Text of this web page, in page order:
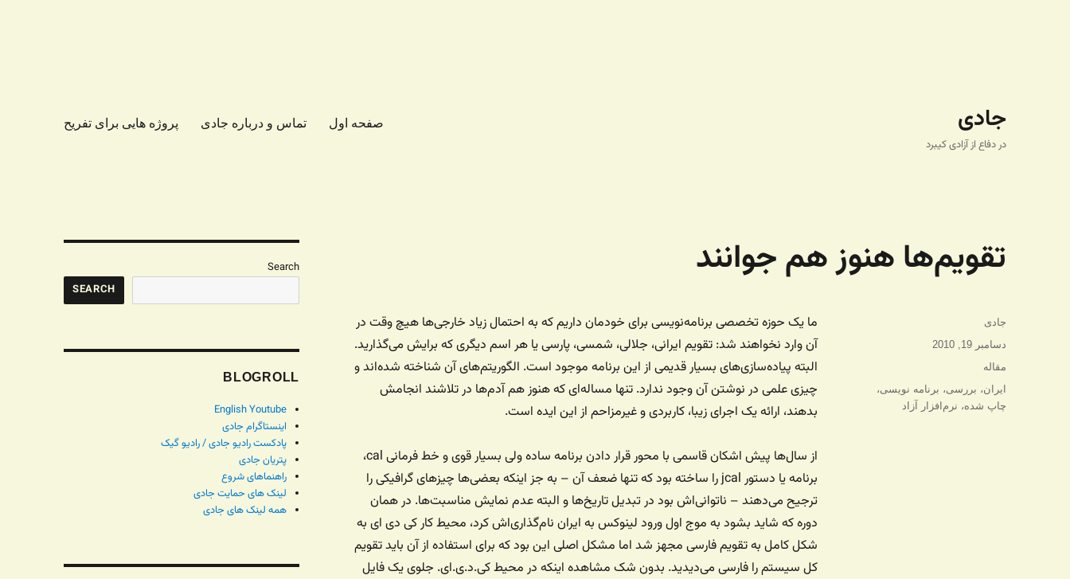
جادی
در دفاع از آزادی کیبرد
صفحه اول تماس و درباره جادی پروژه هایی برای تفریح
تقویم‌ها هنوز هم جوانند
ما یک حوزه تخصصی برنامه‌نویسی برای خودمان داریم که به احتمال زیاد خارجی‌ها هیچ وقت در
آن وارد نخواهند شد: تقویم ایرانی، جلالی، شمسی، پارسی یا هر اسم دیگری که برایش می‌گذارید.
البته پیاده‌سازی‌های بسیار قدیمی از این برنامه موجود است. الگوریتم‌های آن شناخته‌ شده‌اند و
چیزی علمی در نوشتن آن وجود ندارد. تنها مساله‌ای که هنوز هم آدم‌ها در تلاشند انجامش
بدهند، ارائه یک اجرای زیبا، کاربردی و غیرمزاحم از این ایده است.
از سال‌ها پیش اشکان قاسمی با محور قرار دادن برنامه ساده ولی بسیار قوی و خط فرمانی cal،
برنامه یا دستور jcal را ساخته بود که تنها ضعف آن – به جز اینکه بعضی‌ها چیزهای گرافیکی را
ترجیح می‌دهند – ناتوانی‌اش بود در تبدیل تاریخ‌ها و البته عدم نمایش مناسبت‌ها. در همان
دوره که شاید بشود به موج اول ورود لینوکس به ایران نام‌گذاری‌اش کرد، محیط کار کی دی ای به
شکل کامل به تقویم فارسی مجهز شد اما مشکل اصلی این بود که برای استفاده از آن باید تقویم
کل سیستم را فارسی می‌دیدید. بدون شک مشاهده اینکه در محیط کی.د.ی.ای. جلوی یک فایل
نویسنده
جادی
ارسال
شده
دسامبر 19, 2010
دسته‌ها
مقاله
برچسب‌ها
ایران، بررسی، برنامه نویسی،
چاپ شده، نرم‌افزار آزاد
Search
SEARCH
BLOGROLL
English Youtube
اینستاگرام جادی
پادکست رادیو جادی / رادیو گیک
پتریان جادی
راهنماهای شروع
لینک های حمایت جادی
همه لینک های جادی